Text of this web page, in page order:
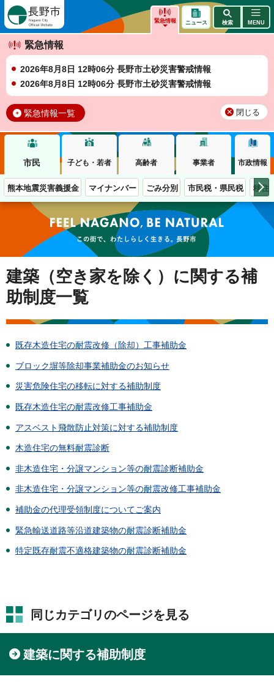
緊急情報
緊急情報
2026年8月8日 12時06分 長野市土砂災害警戒情報
2026年8月8日 12時06分 長野市土砂災害警戒情報
緊急情報一覧 閉じる
ニュース 検索 MENU
市民 子ども・若者 高齢者 事業者 市政情報
熊本地震災害義援金 マイナンバー ごみ分別 市民税・県民税 移住
この街で、わたしらしく生きる。長野市
建築（空き家を除く）に関する補
助制度一覧
既存木造住宅の耐震改修（除却）工事補助金
ブロック塀等除却事業補助金のお知らせ
災害危険住宅の移転に対する補助制度
既存木造住宅の耐震改修工事補助金
アスベスト飛散防止対策に対する補助制度
木造住宅の無料耐震診断
非木造住宅・分譲マンション等の耐震診断補助金
非木造住宅・分譲マンション等の耐震改修工事補助金
補助金の代理受領制度についてご案内
緊急輸送道路等沿道建築物の耐震診断補助金
特定既存耐震不適格建築物の耐震診断補助金
同じカテゴリのページを見る
建築に関する補助制度